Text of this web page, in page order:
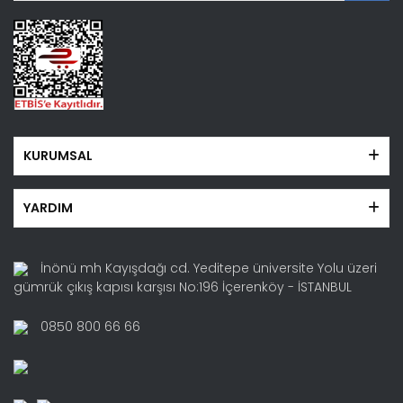
KURUMSAL
YARDIM
İnönü mh Kayışdağı cd. Yeditepe üniversite Yolu üzeri
gümrük çıkış kapısı karşısı No:196 İçerenköy - İSTANBUL
0850 800 66 66